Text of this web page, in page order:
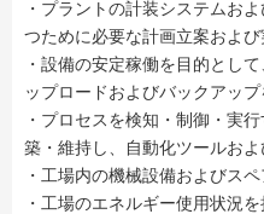
・プラントの計装システムお
つために必要な計画立案およ
・設備の安定稼働を目的とし
ップロードおよびバックアップ
・プロセスを検知・制御・実
築・維持し、自動化ツールお
・工場内の機械設備およびス
・工場のエネルギー使用状況